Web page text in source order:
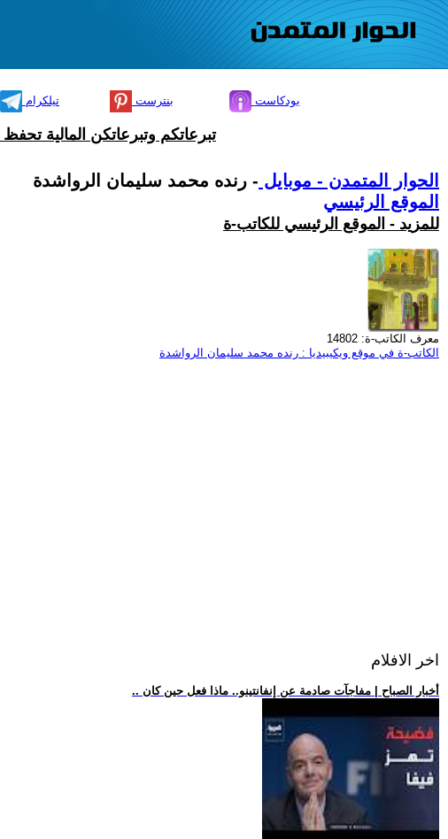
تيلكرام بنترست بودكاست
تبرعاتكم وتبرعاتكن المالية
الحوار المتمدن - موبايل - رنده محمد سليمان الرواشدة
الموقع الرئيسي
للمزيد - الموقع الرئيسي للكاتب-ة
معرف الكاتب-ة: 14802
الكاتب-ة في موقع ويكيبيديا : رنده محمد سليمان الرواشدة
اخر الافلام
.. أخبار الصباح | مفاجآت صادمة عن إنفانتينو.. ماذا فعل حين كان